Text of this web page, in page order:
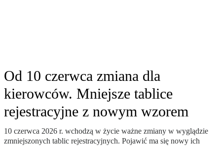
Od 10 czerwca zmiana dla
kierowców. Mniejsze tablice
rejestracyjne z nowym wzorem
10 czerwca 2026 r. wchodzą w życie ważne zmiany w wyglądzie
zmniejszonych tablic rejestracyjnych. Pojawić ma się nowy ich